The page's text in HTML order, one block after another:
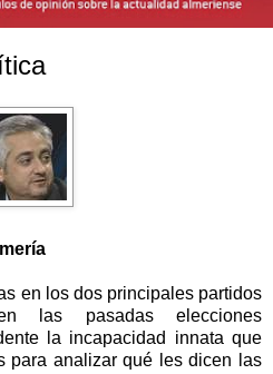
en los dos principales partidos
las pasadas elecciones
la incapacidad innata que
para analizar qué les dicen las